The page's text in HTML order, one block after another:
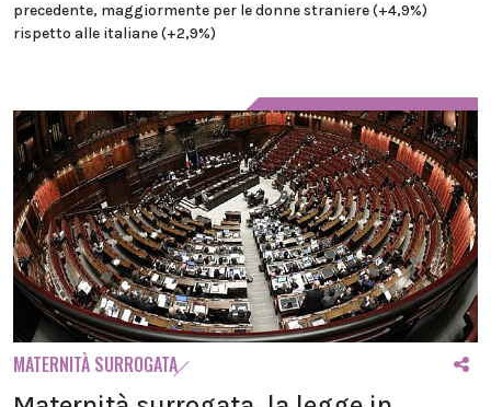
precedente, maggiormente per le donne straniere (+4,9%)
rispetto alle italiane (+2,9%)
MATERNITÀ SURROGATA